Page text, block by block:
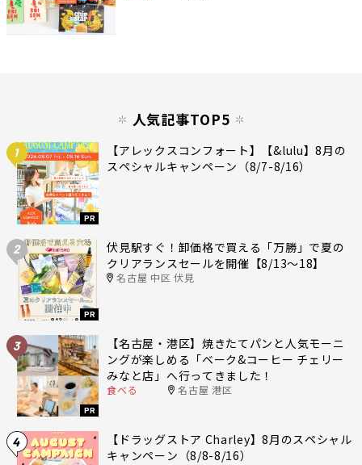
人気記事TOP5
1
PR
【アレックスコンフォート】【&lulu】8月の
スペシャルキャンペーン（8/7-8/16）
2
PR
伏見駅すぐ！卸価格で買える「万勝」で夏の
クリアランスセールを開催【8/13〜18】
名古屋 中区 伏見
3
PR
【名古屋・港区】焼きたてパンと人気モーニ
ングが楽しめる「ベーク&コーヒー チェリー
みなと店」へ行ってきました！
食べる 名古屋 港区
4
【ドラッグストア Charley】8月のスペシャル
キャンペーン（8/8-8/16）